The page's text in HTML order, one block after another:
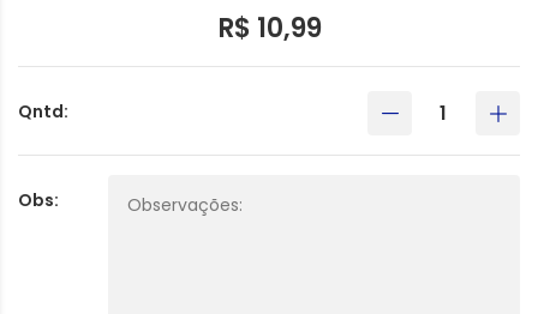
R$ 10,99
Qntd:
Obs: